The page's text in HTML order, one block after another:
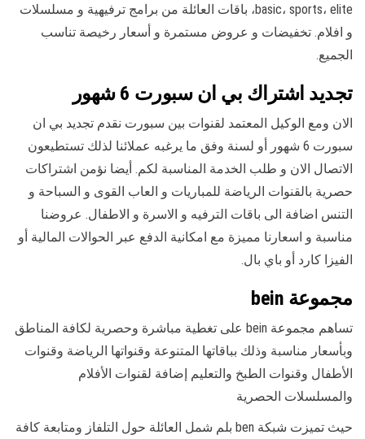
basic، sports، elite، باقات العائلة من برامج ترفيهية و مسلسلات
و افلام. تخفيضات و عروض مستمرة و أسعار رخيصة تناسب
الجميع.
تجديد اشتراك بي ان سبورت 6 شهور
الان ومع الوكيل المعتمد لقنوات بين سبورت نقدم تجديد بي ان
سبورت 6 شهور أو لسنة وفق ما يرغبه عملائنا لذلك تستطيعون
الاتصال الان و طلب الخدمة المناسبة لكم. أيضا نؤمن اشتراكات
حصرية بالقنوات الرياضة للمباريات و العاب القوى و السباحة و
التنس اضافة الى باقات الترفيه و الاسرة و الاطفال. عروضنا
مناسبة و اسعارنا مميزة مع امكانية الدفع عبر الحوالات المالية أو
الفيزا كارد أو باي بال.
مجموعة bein
تساهم مجموعة bein على تغطية مباشرة وحصرية لكافة المناطق
وبأسعار مناسبة وذلك بباقاتها المتنوعة وقنواتها الرياضة وقنوات
الأطفال وقنوات الطبخ والتعليم إضافة لقنوات الأفلام
والمسلسلات الحصرية
حيث تميزت شبكة ben بلم شمل العائلة حول التلفاز ومتابعة كافة